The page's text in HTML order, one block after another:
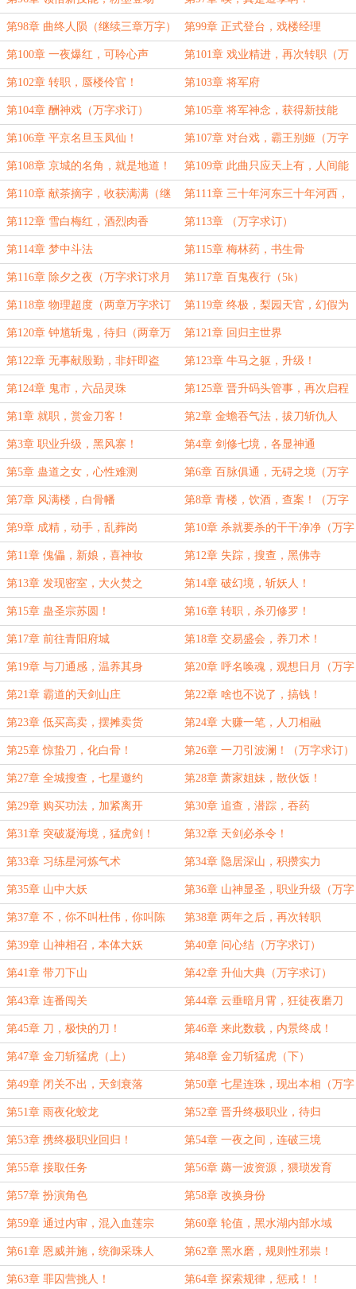
第98章 曲终人陨（继续三章万字） 第99章 正式登台，戏楼经理
第100章 一夜爆红，可聆心声 第101章 戏业精进，再次转职（万
字求订）
第102章 转职，蜃楼伶官！ 第103章 将军府
第104章 酬神戏（万字求订） 第105章 将军神念，获得新技能
第106章 平京名旦玉凤仙！ 第107章 对台戏，霸王别姬（万字
求订）
第108章 京城的名角，就是地道！ 第109章 此曲只应天上有，人间能
得几回闻
第110章 献茶摘字，收获满满（继
续万字求订）
第111章 三十年河东三十年河西，
莫欺庶子穷
第112章 雪白梅红，酒烈肉香 第113章 （万字求订）
第114章 梦中斗法 第115章 梅林药，书生骨
第116章 除夕之夜（万字求订求月
票）
第117章 百鬼夜行（5k）
第118章 物理超度（两章万字求订
阅）
第119章 终极，梨园天官，幻假为
真！！
第120章 钟馗斩鬼，待归（两章万
字求订）
第121章 回归主世界
第122章 无事献殷勤，非奸即盗
（万字求订）
第123章 牛马之躯，升级！
第124章 鬼市，六品灵珠 第125章 晋升码头管事，再次启程
（三章1.1万求订）
第1章 就职，赏金刀客！ 第2章 金蟾吞气法，拔刀斩仇人
第3章 职业升级，黑风寨！ 第4章 剑修七境，各显神通
第5章 蛊道之女，心性难测 第6章 百脉俱通，无碍之境（万字
求票）
第7章 风满楼，白骨幡 第8章 青楼，饮酒，查案！（万字
求月票）
第9章 成精，动手，乱葬岗 第10章 杀就要杀的干干净净（万字
求订）
第11章 傀儡，新娘，喜神妆 第12章 失踪，搜查，黑佛寺
第13章 发现密室，大火焚之 第14章 破幻境，斩妖人！
第15章 蛊圣宗苏圆！ 第16章 转职，杀刃修罗！
第17章 前往青阳府城 第18章 交易盛会，养刀术！
第19章 与刀通感，温养其身 第20章 呼名唤魂，观想日月（万字
求订）
第21章 霸道的天剑山庄 第22章 啥也不说了，搞钱！
第23章 低买高卖，摆摊卖货 第24章 大赚一笔，人刀相融
第25章 惊蛰刀，化白骨！ 第26章 一刀引波澜！（万字求订）
第27章 全城搜查，七星邀约 第28章 萧家姐妹，散伙饭！
第29章 购买功法，加紧离开 第30章 追查，潜踪，吞药
第31章 突破凝海境，猛虎剑！ 第32章 天剑必杀令！
第33章 习练星河炼气术 第34章 隐居深山，积攒实力
第35章 山中大妖 第36章 山神显圣，职业升级（万字
求订）
第37章 不，你不叫杜伟，你叫陈
野！
第38章 两年之后，再次转职
第39章 山神相召，本体大妖 第40章 问心结（万字求订）
第41章 带刀下山 第42章 升仙大典（万字求订）
第43章 连番闯关 第44章 云垂暗月霄，狂徒夜磨刀
第45章 刀，极快的刀！ 第46章 来此数载，内景终成！
（1.1W字求订）
第47章 金刀斩猛虎（上） 第48章 金刀斩猛虎（下）
第49章 闭关不出，天剑衰落 第50章 七星连珠，现出本相（万字
求订）
第51章 雨夜化蛟龙 第52章 晋升终极职业，待归
第53章 携终极职业回归！ 第54章 一夜之间，连破三境
第55章 接取任务 第56章 薅一波资源，猥琐发育
第57章 扮演角色 第58章 改换身份
第59章 通过内审，混入血莲宗 第60章 轮值，黑水湖内部水域
第61章 恩威并施，统御采珠人 第62章 黑水磨，规则性邪祟！
第63章 罪囚营挑人！ 第64章 探索规律，惩戒！！